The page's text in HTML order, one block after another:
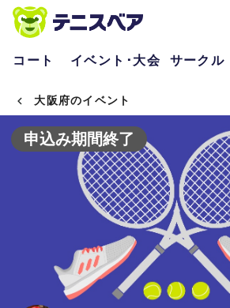
コート イベント･大会 サークル
大阪府のイベント
申込み期間終了